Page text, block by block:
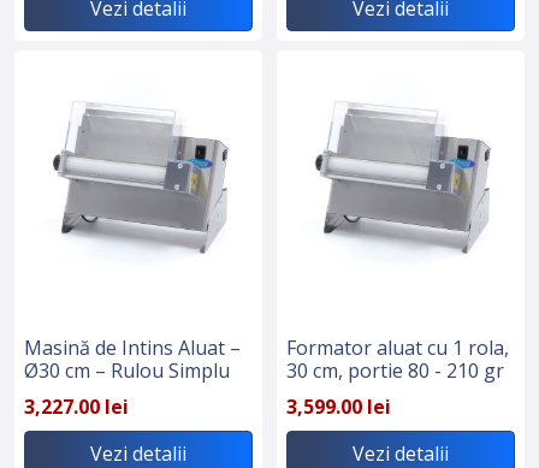
Vezi detalii
Vezi detalii
Masină de Intins Aluat –
Ø30 cm – Rulou Simplu
3,227.00 lei
Vezi detalii
Formator aluat cu 1 rola,
30 cm, portie 80 - 210 gr
3,599.00 lei
Vezi detalii